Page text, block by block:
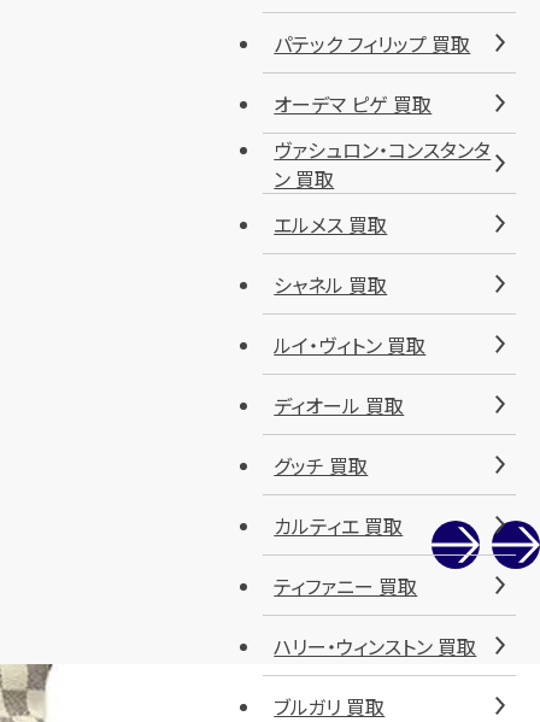
パテック フィリップ 買取
オーデマ ピゲ 買取
ヴァシュロン・コンスタンタ
ン 買取
エルメス 買取
シャネル 買取
ルイ・ヴィトン 買取
ディオール 買取
グッチ 買取
カルティエ 買取
ティファニー 買取
ハリー・ウィンストン 買取
ブルガリ 買取